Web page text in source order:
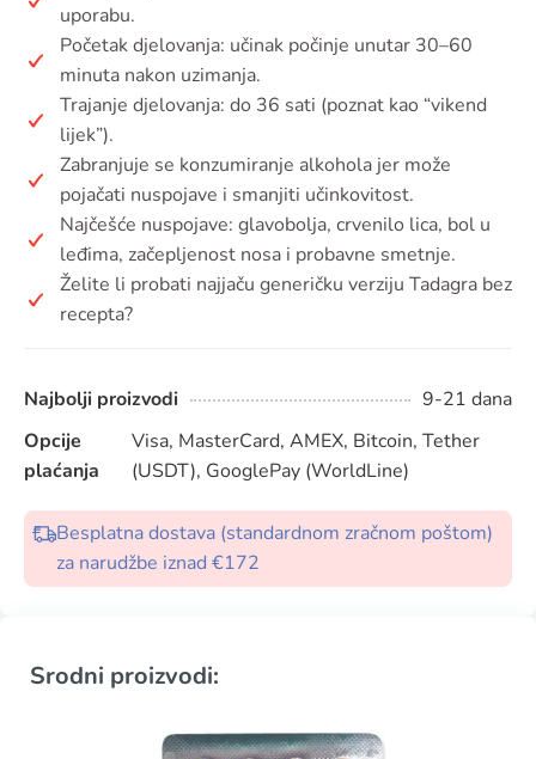
uporabu.
Početak djelovanja: učinak počinje unutar 30–60
minuta nakon uzimanja.
Trajanje djelovanja: do 36 sati (poznat kao “vikend
lijek”).
Zabranjuje se konzumiranje alkohola jer može
pojačati nuspojave i smanjiti učinkovitost.
Najčešće nuspojave: glavobolja, crvenilo lica, bol u
leđima, začepljenost nosa i probavne smetnje.
Želite li probati najjaču generičku verziju Tadagra bez
recepta?
Najbolji proizvodi
9-21 dana
Opcije
plaćanja
Visa, MasterCard, AMEX, Bitcoin, Tether
(USDT), GooglePay (WorldLine)
Besplatna dostava (standardnom zračnom poštom)
za narudžbe iznad €172
Srodni proizvodi: